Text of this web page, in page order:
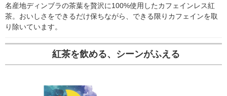
名産地ディンブラの茶葉を贅沢に100%使用したカフェインレス紅
茶。おいしさをできるだけ保ちながら、できる限りカフェインを取
り除いています。
紅茶を飲める、シーンがふえる